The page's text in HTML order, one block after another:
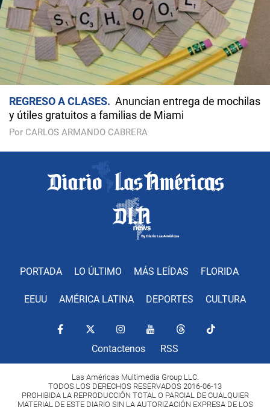
REGRESO A CLASES
Anuncian entrega de mochilas
y útiles gratuitos a familias de Miami
Por CARLOS ARMANDO CABRERA
PORTADA LO ÚLTIMO MÁS LEÍDAS FLORIDA
EEUU AMÉRICA LATINA DEPORTES CULTURA
Contactenos RSS
Las Américas Multimedia Group LLC.
TODOS LOS DERECHOS RESERVADOS 2016-06-13
PROHIBIDA LA REPRODUCCIÓN TOTAL O PARCIAL DE CUALQUIER
MATERIAL DE ESTE DIARIO SIN LA AUTORIZACIÓN EXPRESA DE LOS